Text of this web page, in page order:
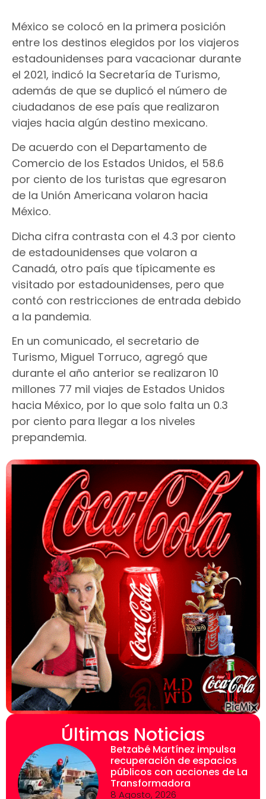
México se colocó en la primera posición
entre los destinos elegidos por los viajeros
estadounidenses para vacacionar durante
el 2021, indicó la Secretaría de Turismo,
además de que se duplicó el número de
ciudadanos de ese país que realizaron
viajes hacia algún destino mexicano.
De acuerdo con el Departamento de
Comercio de los Estados Unidos, el 58.6
por ciento de los turistas que egresaron
de la Unión Americana volaron hacia
México.
Dicha cifra contrasta con el 4.3 por ciento
de estadounidenses que volaron a
Canadá, otro país que típicamente es
visitado por estadounidenses, pero que
contó con restricciones de entrada debido
a la pandemia.
En un comunicado, el secretario de
Turismo, Miguel Torruco, agregó que
durante el año anterior se realizaron 10
millones 77 mil viajes de Estados Unidos
hacia México, por lo que solo falta un 0.3
por ciento para llegar a los niveles
prepandemia.
Últimas Noticias
Betzabé Martínez impulsa
recuperación de espacios
públicos con acciones de La
Transformadora
8 Agosto, 2026